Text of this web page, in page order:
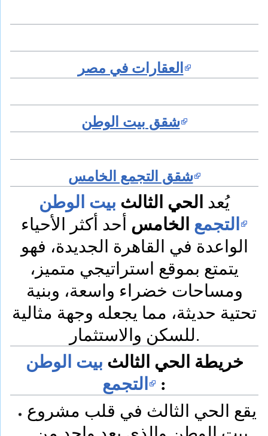
العقارات في مصر
شقق بيت الوطن
شقق التجمع الخامس
يُعد الحي الثالث بيت الوطن
التجمع الخامس أحد أكثر الأحياء
الواعدة في القاهرة الجديدة، فهو
يتمتع بموقع استراتيجي متميز،
ومساحات خضراء واسعة، وبنية
تحتية حديثة، مما يجعله وجهة مثالية
للسكن والاستثمار.
خريطة الحي الثالث بيت الوطن
التجمع :
يقع الحي الثالث في قلب مشروع